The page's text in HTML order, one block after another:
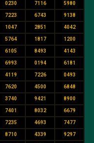
0230 7116 5980
7223 6743 9138
1047 2851 4042
5764 1817 1200
6105 8493 4143
6993 0194 6181
4119 7226 0493
7620 4500 6848
3740 9421 8900
7401 8032 6679
7235 4693 7477
8710 4339 9297